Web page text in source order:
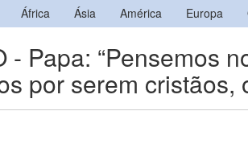
África Ásia América Europa
- Papa: “Pensemos
por serem cristãos,